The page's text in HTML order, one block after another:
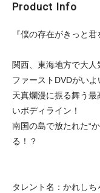
Product Info
『僕の存在がきっと君
関西、東海地方で大人
ファーストDVDがいよ
天真爛漫に振る舞う
いボディライン！
南国の島で放たれた“
る！？
タレント名：かれしち